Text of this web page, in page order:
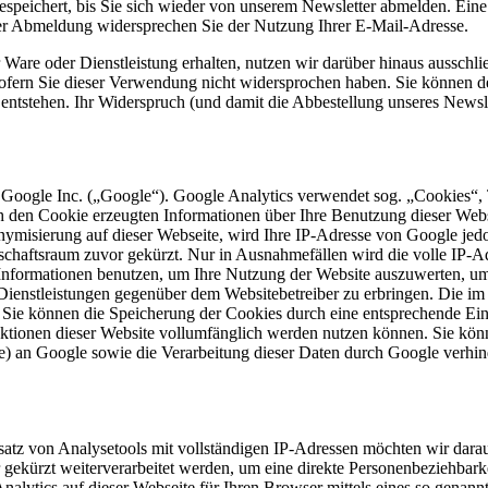
bis Sie sich wieder von unserem Newsletter abmelden.
widersprechen Sie der Nutzung Ihrer E-Mail-Adresse.
oder Dienstleistung erhalten, nutzen wir darüber hinaus
Sie dieser Verwendung nicht widersprochen haben. Sie
Ihr Widerspruch (und damit die Abbestellung unseres
Inc. („Google“). Google Analytics verwendet sog.
Cookie erzeugten Informationen über Ihre Benutzung dieser
auf dieser Webseite, wird Ihre IP-Adresse von Google
zuvor gekürzt. Nur in Ausnahmefällen wird die volle IP-
benutzen, um Ihre Nutzung der Website auszuwerten,
gegenüber dem Websitebetreiber zu erbringen. Die
können die Speicherung der Cookies durch eine entsprechende
dieser Website vollumfänglich werden nutzen können. Sie
an Google sowie die Verarbeitung dieser Daten durch Google
von Analysetools mit vollständigen IP-Adressen möchten wir
weiterverarbeitet werden, um eine direkte